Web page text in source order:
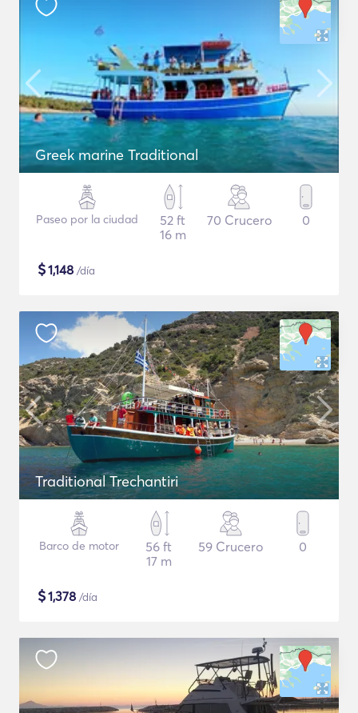
Greek marine Traditional
Paseo por la ciudad
52 ft
16 m
70 Crucero 0
$1,148 /día
Traditional Trechantiri
Barco de motor
56 ft
17 m
59 Crucero 0
$1,378 /día